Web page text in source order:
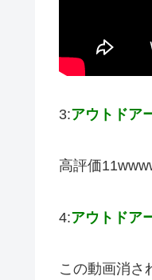
3:アウトドア
高評価
4:アウトドア
この動画消さ